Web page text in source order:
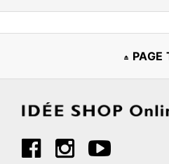
PAGE